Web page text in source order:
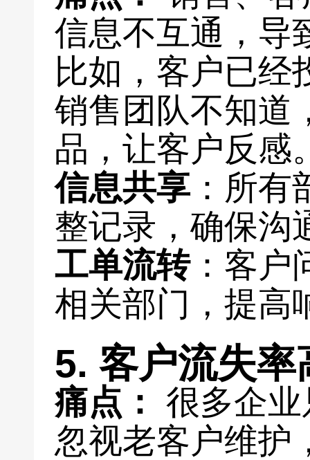
信息不互通，导
比如，客户已经
销售团队不知道
品，让客户反感
信息共享：所有
整记录，确保沟
工单流转：客户
相关部门，提高
5. 客户流失
痛点：
很多企
忽视老客户维护